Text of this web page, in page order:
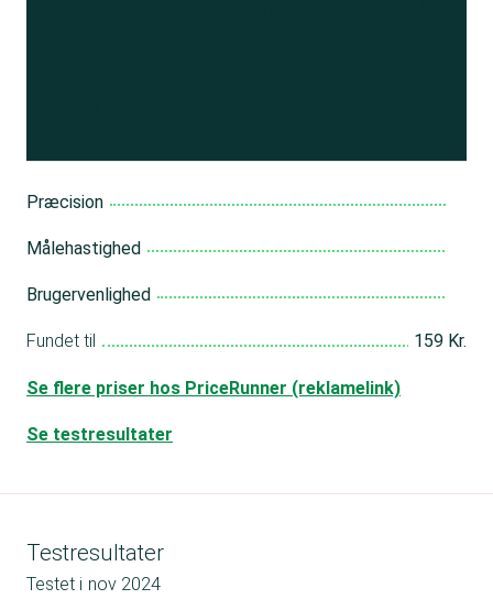
Præcision
Målehastighed
Brugervenlighed
Fundet til 159 Kr.
Se flere priser hos PriceRunner (reklamelink)
Se testresultater
Testresultater
Testet i nov 2024